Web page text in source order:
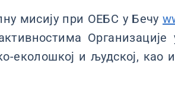
мисију при ОЕБС у Бечу
еколошкој и људској,